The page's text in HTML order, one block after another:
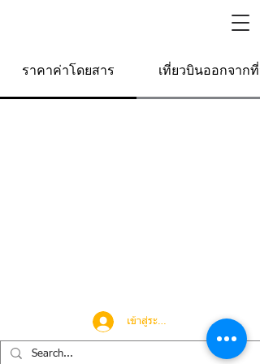
ราคาค่าโดยสาร เที่ยวบินออกจากที่นี่
เข้าสู่ระบบ